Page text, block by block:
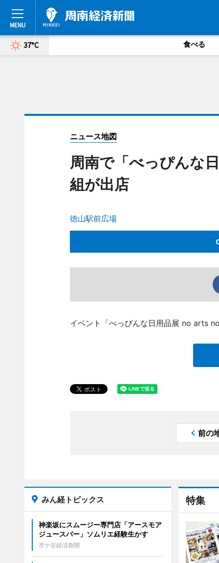
37°C 食べる
ニュース地図
周南で「べっぴんな
組が出店
徳山駅前広場
イベント「べっぴんな日用品展 no arts
前の
特集
みん経トピックス
神楽坂にスムージー専門店「アースモア
ジュースバー」ソムリエ経験生かす
市ケ谷経済新聞